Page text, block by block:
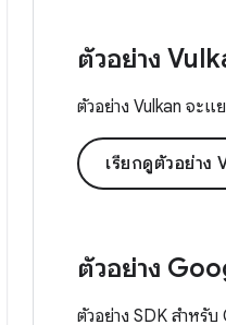
ตัวอย่าง
ตัวอย่าง Vulkan จะแ
เรียกดูตัวอย่า
ตัวอย่าง
ตัวอย่าง SDK สำหรั